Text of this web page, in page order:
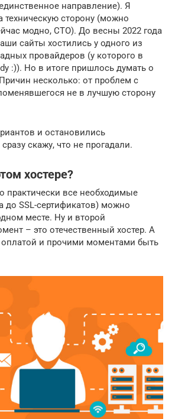
направление). Я
техническую сторону (можно
модно, CTO). До весны 2022 года
сайты хостились у одного из
провайдеров (у которого в
:)). Но в итоге пришлось думать о
несколько: от проблем с
не в лучшую сторону
и остановились
скажу, что не прогадали.
хостере?
практически все необходимые
до SSL-сертификатов) можно
месте. Ну и второй
– это отечественный хостер. А
оплатой и прочими моментами быть